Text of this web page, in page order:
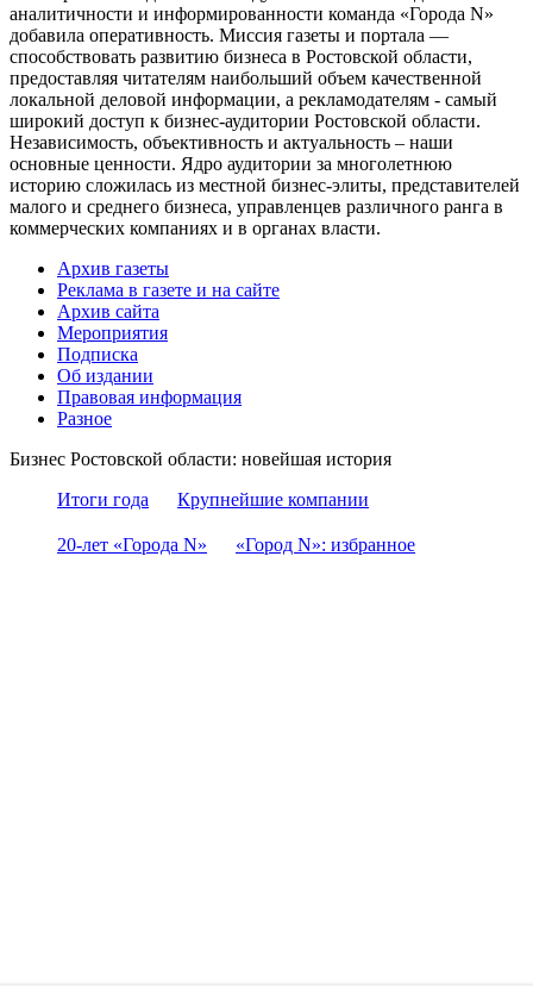
аналитичности и информированности команда «Города N»
добавила оперативность. Миссия газеты и портала —
способствовать развитию бизнеса в Ростовской области,
предоставляя читателям наибольший объем качественной
локальной деловой информации, а рекламодателям - самый
широкий доступ к бизнес-аудитории Ростовской области.
Независимость, объективность и актуальность – наши
основные ценности. Ядро аудитории за многолетнюю
историю сложилась из местной бизнес-элиты, представителей
малого и среднего бизнеса, управленцев различного ранга в
коммерческих компаниях и в органах власти.
Архив газеты
Реклама в газете и на сайте
Архив сайта
Мероприятия
Подписка
Об издании
Правовая информация
Разное
Бизнес Ростовской области: новейшая история
Итоги года
Крупнейшие компании
20-лет «Города N» «Город N»: избранное